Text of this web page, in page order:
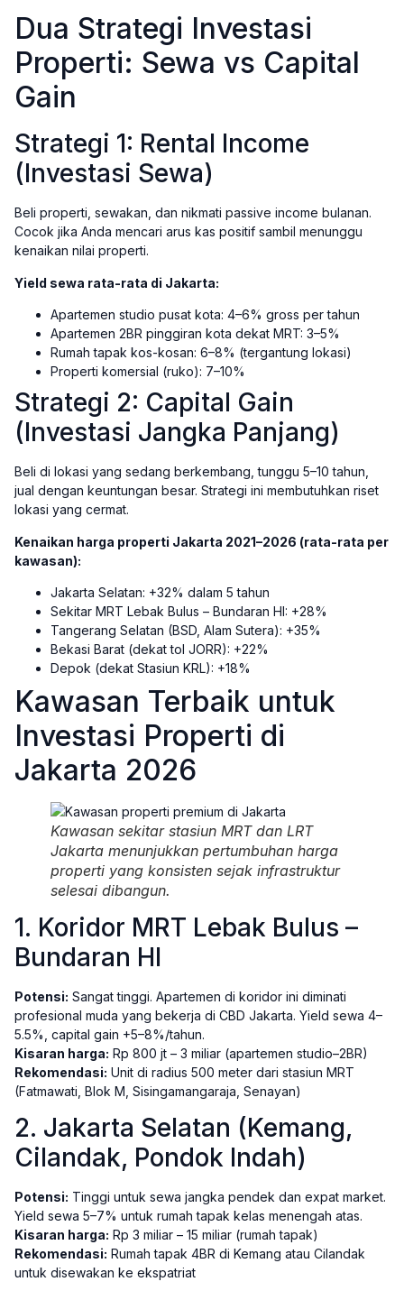
Dua Strategi Investasi
Properti: Sewa vs Capital
Gain
Strategi 1: Rental Income
(Investasi Sewa)
Beli properti, sewakan, dan nikmati passive income bulanan.
Cocok jika Anda mencari arus kas positif sambil menunggu
kenaikan nilai properti.
Yield sewa rata-rata di Jakarta:
Apartemen studio pusat kota: 4–6% gross per tahun
Apartemen 2BR pinggiran kota dekat MRT: 3–5%
Rumah tapak kos-kosan: 6–8% (tergantung lokasi)
Properti komersial (ruko): 7–10%
Strategi 2: Capital Gain
(Investasi Jangka Panjang)
Beli di lokasi yang sedang berkembang, tunggu 5–10 tahun,
jual dengan keuntungan besar. Strategi ini membutuhkan riset
lokasi yang cermat.
Kenaikan harga properti Jakarta 2021–2026 (rata-rata per
kawasan):
Jakarta Selatan: +32% dalam 5 tahun
Sekitar MRT Lebak Bulus – Bundaran HI: +28%
Tangerang Selatan (BSD, Alam Sutera): +35%
Bekasi Barat (dekat tol JORR): +22%
Depok (dekat Stasiun KRL): +18%
Kawasan Terbaik untuk
Investasi Properti di
Jakarta 2026
Kawasan sekitar stasiun MRT dan LRT
Jakarta menunjukkan pertumbuhan harga
properti yang konsisten sejak infrastruktur
selesai dibangun.
1. Koridor MRT Lebak Bulus –
Bundaran HI
Potensi: Sangat tinggi. Apartemen di koridor ini diminati
profesional muda yang bekerja di CBD Jakarta. Yield sewa 4–
5.5%, capital gain +5–8%/tahun.
Kisaran harga: Rp 800 jt – 3 miliar (apartemen studio–2BR)
Rekomendasi: Unit di radius 500 meter dari stasiun MRT
(Fatmawati, Blok M, Sisingamangaraja, Senayan)
2. Jakarta Selatan (Kemang,
Cilandak, Pondok Indah)
Potensi: Tinggi untuk sewa jangka pendek dan expat market.
Yield sewa 5–7% untuk rumah tapak kelas menengah atas.
Kisaran harga: Rp 3 miliar – 15 miliar (rumah tapak)
Rekomendasi: Rumah tapak 4BR di Kemang atau Cilandak
untuk disewakan ke ekspatriat